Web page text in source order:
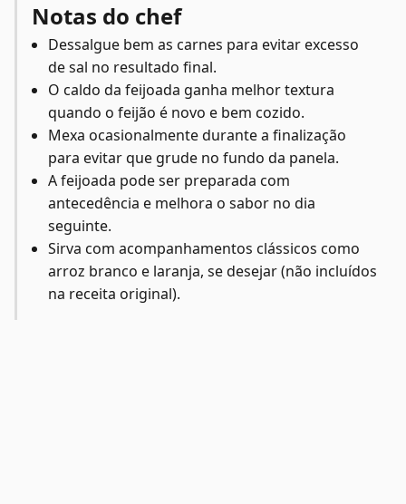
Notas do chef
Dessalgue bem as carnes para evitar excesso
de sal no resultado final.
O caldo da feijoada ganha melhor textura
quando o feijão é novo e bem cozido.
Mexa ocasionalmente durante a finalização
para evitar que grude no fundo da panela.
A feijoada pode ser preparada com
antecedência e melhora o sabor no dia
seguinte.
Sirva com acompanhamentos clássicos como
arroz branco e laranja, se desejar (não incluídos
na receita original).